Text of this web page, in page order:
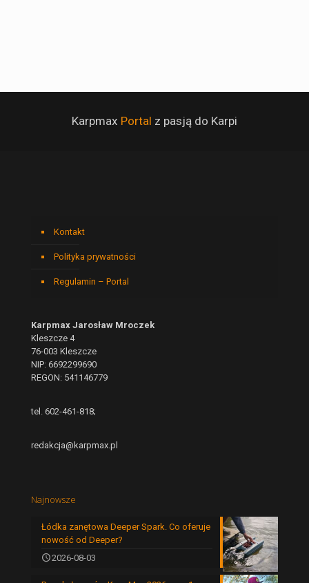
Karpmax Portal z pasją do Karpi
Kontakt
Polityka prywatności
Regulamin – Portal
Karpmax Jarosław Mroczek
Kleszcze 4
76-003 Kleszcze
NIP: 6692299690
REGON: 541146779
tel. 602-461-818;
redakcja@karpmax.pl
Najnowsze
Łódka zanętowa Deeper Spark. Co oferuje
nowość od Deeper?
2026-08-03